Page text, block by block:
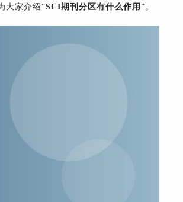
大家介绍“SCI期刊分区有什么作用 ”。